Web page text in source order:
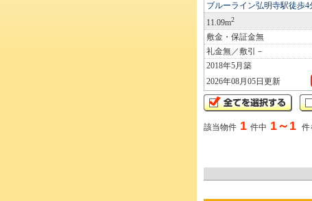
ブルーライン弘明寺駅徒歩
11.09m2
敷金・保証金無
礼金無／敷引－
2018年5月築
2026年08月05日更新
該当物件 1 件中 1～1 件